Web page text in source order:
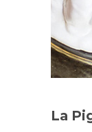
La